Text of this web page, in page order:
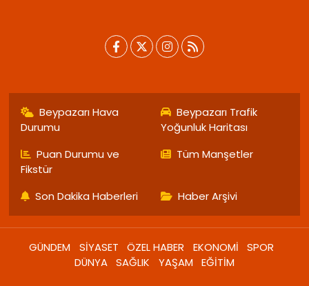
Beypazarı Hava
Durumu
Beypazarı Trafik
Yoğunluk Haritası
Puan Durumu ve
Fikstür
Tüm Manşetler
Son Dakika Haberleri Haber Arşivi
GÜNDEM SİYASET ÖZEL HABER EKONOMİ
SPOR
DÜNYA SAĞLIK YAŞAM EĞİTİM